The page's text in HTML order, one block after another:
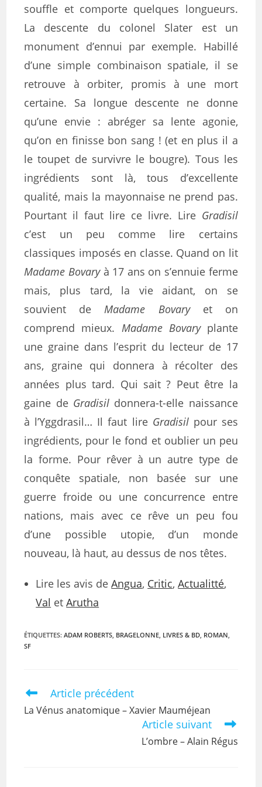
souffle et comporte quelques longueurs.
La descente du colonel Slater est un
monument d’ennui par exemple. Habillé
d’une simple combinaison spatiale, il se
retrouve à orbiter, promis à une mort
certaine. Sa longue descente ne donne
qu’une envie : abréger sa lente agonie,
qu’on en finisse bon sang ! (et en plus il a
le toupet de survivre le bougre). Tous les
ingrédients sont là, tous d’excellente
qualité, mais la mayonnaise ne prend pas.
Pourtant il faut lire ce livre. Lire Gradisil
c’est un peu comme lire certains
classiques imposés en classe. Quand on lit
Madame Bovaryà 17 ans on s’ennuie ferme
mais, plus tard, la vie aidant, on se
souvient deMadame Bovaryet on
comprend mieux. Madame Bovaryplante
une graine dans l’esprit du lecteur de 17
ans, graine qui donnera à récolter des
années plus tard. Qui sait ? Peut être la
gaine de Gradisil donnera-t-elle naissance
à l’Yggdrasil… Il faut lire Gradisil pour ses
ingrédients, pour le fond et oublier un peu
la forme. Pour rêver à un autre type de
conquête spatiale, non basée sur une
guerre froide ou une concurrence entre
nations, mais avec ce rêve un peu fou
d’une possible utopie, d’un monde
nouveau, là haut, au dessus de nos têtes.
Lire les avis deAngua, Critic,Actualitté,
Val etArutha
ÉTIQUETTES:ADAM ROBERTS, BRAGELONNE, LIVRES & BD, ROMAN,
SF
Article précédent
La Vénus anatomique – Xavier Mauméjean
Article suivant
L’ombre – Alain Régus